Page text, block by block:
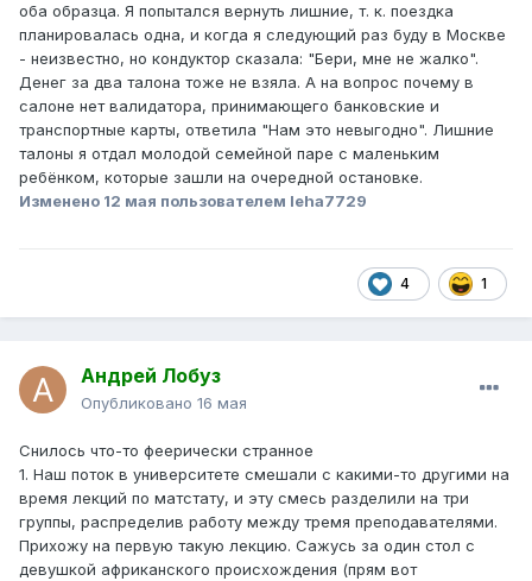
оба образца. Я попытался вернуть лишние, т. к. поездка
планировалась одна, и когда я следующий раз буду в Москве
- неизвестно, но кондуктор сказала: "Бери, мне не жалко".
Денег за два талона тоже не взяла. А на вопрос почему в
салоне нет валидатора, принимающего банковские и
транспортные карты, ответила "Нам это невыгодно". Лишние
талоны я отдал молодой семейной паре с маленьким
ребёнком, которые зашли на очередной остановке.
Изменено 12 мая пользователем leha7729
4 1
Андрей Лобуз
Опубликовано 16 мая
Снилось что-то феерически странное
1. Наш поток в университете смешали с какими-то другими на
время лекций по матстату, и эту смесь разделили на три
группы, распределив работу между тремя преподавателями.
Прихожу на первую такую лекцию. Сажусь за один стол с
девушкой африканского происхождения (прям вот